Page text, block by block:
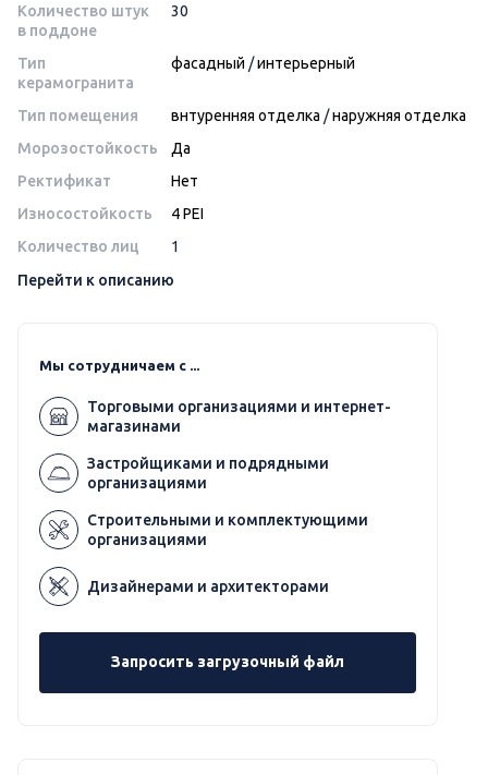
Количество штук
в поддоне
30
Тип
керамогранита
фасадный /интерьерный
Тип помещения внтуренняя отделка /наружняя отделка
Морозостойкость
Да
Ректификат
Нет
Износостойкость
4 PEI
Количество лиц
1
Перейти к описанию
Мы сотрудничаем с ...
Торговыми организациями и интернет-
магазинами
Застройщиками и подрядными
организациями
Строительными и комплектующими
организациями
Дизайнерами и архитекторами
Запросить загрузочный файл